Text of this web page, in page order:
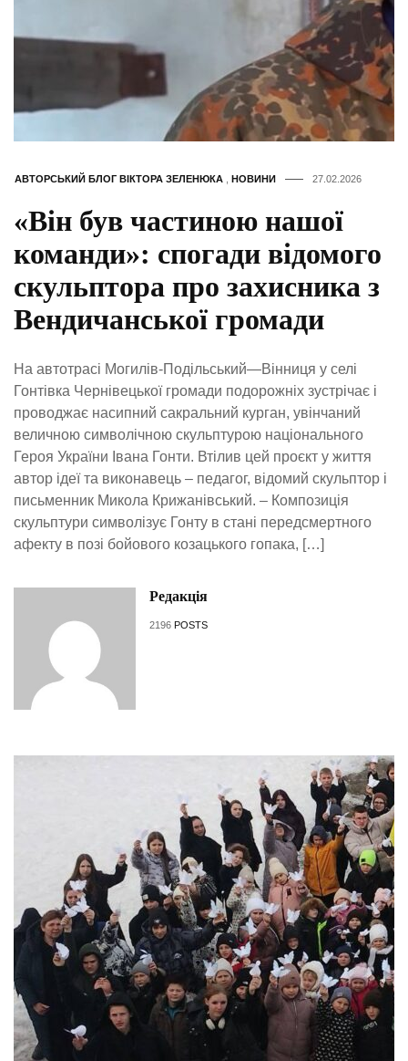
АВТОРСЬКИЙ БЛОГ ВІКТОРА ЗЕЛЕНЮКА НОВИНИ 27.02.2026
«Він був частиною нашої
команди»: спогади відомого
скульптора про захисника з
Вендичанської громади
На автотрасі Могилів-Подільський—Вінниця у селі
Гонтівка Чернівецької громади подорожніх зустрічає і
проводжає насипний сакральний курган, увінчаний
величною символічною скульптурою національного
Героя України Івана Гонти. Втілив цей проєкт у життя
автор ідеї та виконавець – педагог, відомий скульптор і
письменник Микола Крижанівський. – Композиція
скульптури символізує Гонту в стані передсмертного
афекту в позі бойового козацького гопака, […]
Редакція
2196 POSTS